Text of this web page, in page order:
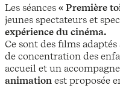
Les séances « Première
jeunes spectateurs et
expérience du cinéma.
Ce sont des films
de concentration des
accueil et un
animation est proposée